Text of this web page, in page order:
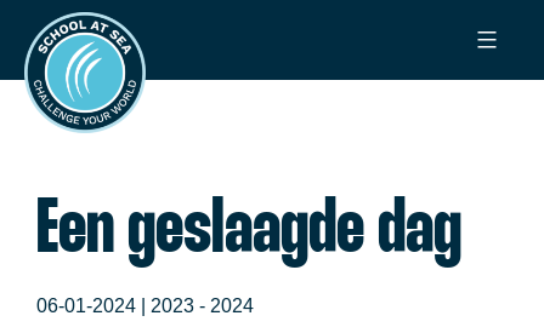
naar
inhoud
School
at
Sea
Een geslaagde dag
06-01-2024 | 2023 - 2024